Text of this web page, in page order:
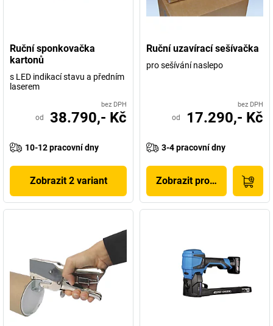
Ruční sponkovačka
kartonů
s LED indikací stavu a předním
laserem
bez DPH
od 38.790,- Kč
10-12 pracovní dny
Zobrazit 2 variant
Ruční uzavírací sešívačka
pro sešívání naslepo
bez DPH
od 17.290,- Kč
3-4 pracovní dny
Zobrazit produkt